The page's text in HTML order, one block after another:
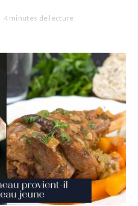
4 minutes de lecture